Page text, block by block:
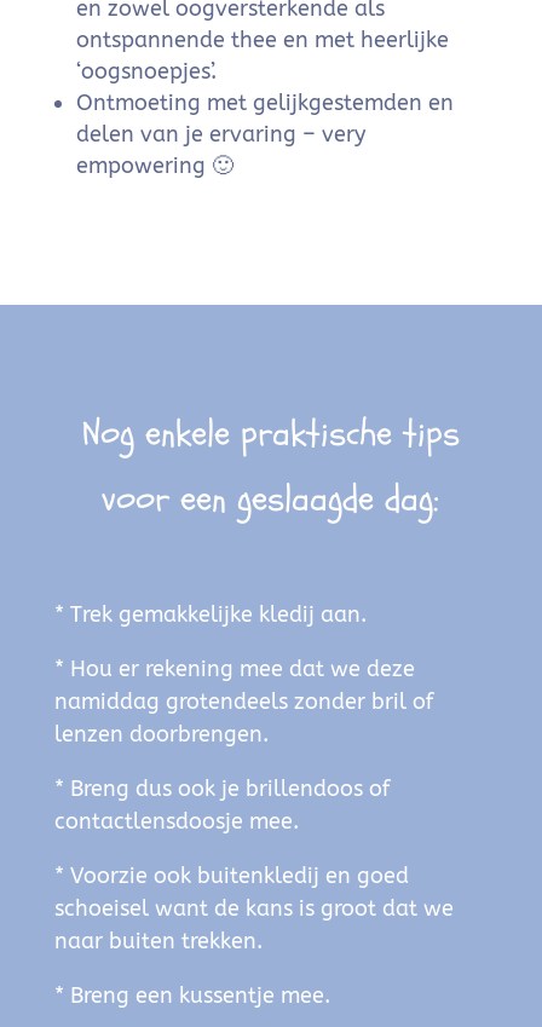
en zowel oogversterkende als
ontspannende thee en met heerlijke
‘oogsnoepjes’.
Ontmoeting met gelijkgestemden en
delen van je ervaring – very
empowering 🙂
Nog enkele praktische tips
voor een geslaagde dag:
* Trek gemakkelijke kledij aan.
* Hou er rekening mee dat we deze
namiddag grotendeels zonder bril of
lenzen doorbrengen.
* Breng dus ook je brillendoos of
contactlensdoosje mee.
* Voorzie ook buitenkledij en goed
schoeisel want de kans is groot dat we
naar buiten trekken.
* Breng een kussentje mee.